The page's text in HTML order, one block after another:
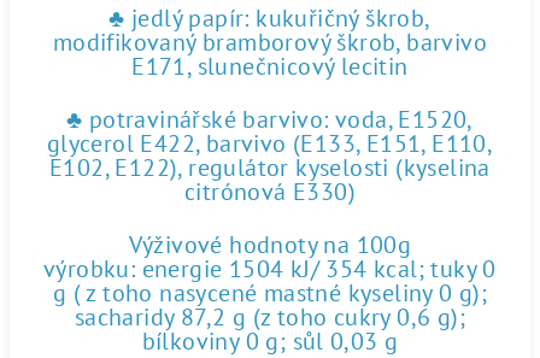
♣ jedlý papír: kukuřičný škrob,
modifikovaný bramborový škrob, barvivo
E171, slunečnicový lecitin
♣ potravinářské barvivo: voda, E1520,
glycerol E422, barvivo (E133, E151, E110,
E102, E122), regulátor kyselosti (kyselina
citrónová E330)
Výživové hodnoty na 100g
výrobku: energie 1504 kJ/ 354 kcal; tuky 0
g ( z toho nasycené mastné kyseliny 0 g);
sacharidy 87,2 g (z toho cukry 0,6 g);
bílkoviny 0 g; sůl 0,03 g